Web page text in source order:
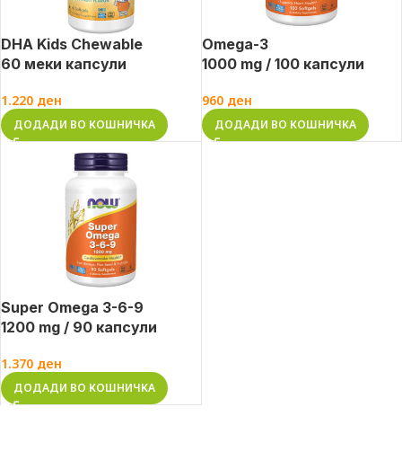
DHA Kids Chewable
60 меки капсули
1.220 ден
ДОДАДИ ВО КОШНИЧКА
Omega-3
1000 mg / 100 капсули
960 ден
ДОДАДИ ВО КОШНИЧКА
Super Omega 3-6-9
1200 mg / 90 капсули
1.370 ден
ДОДАДИ ВО КОШНИЧКА